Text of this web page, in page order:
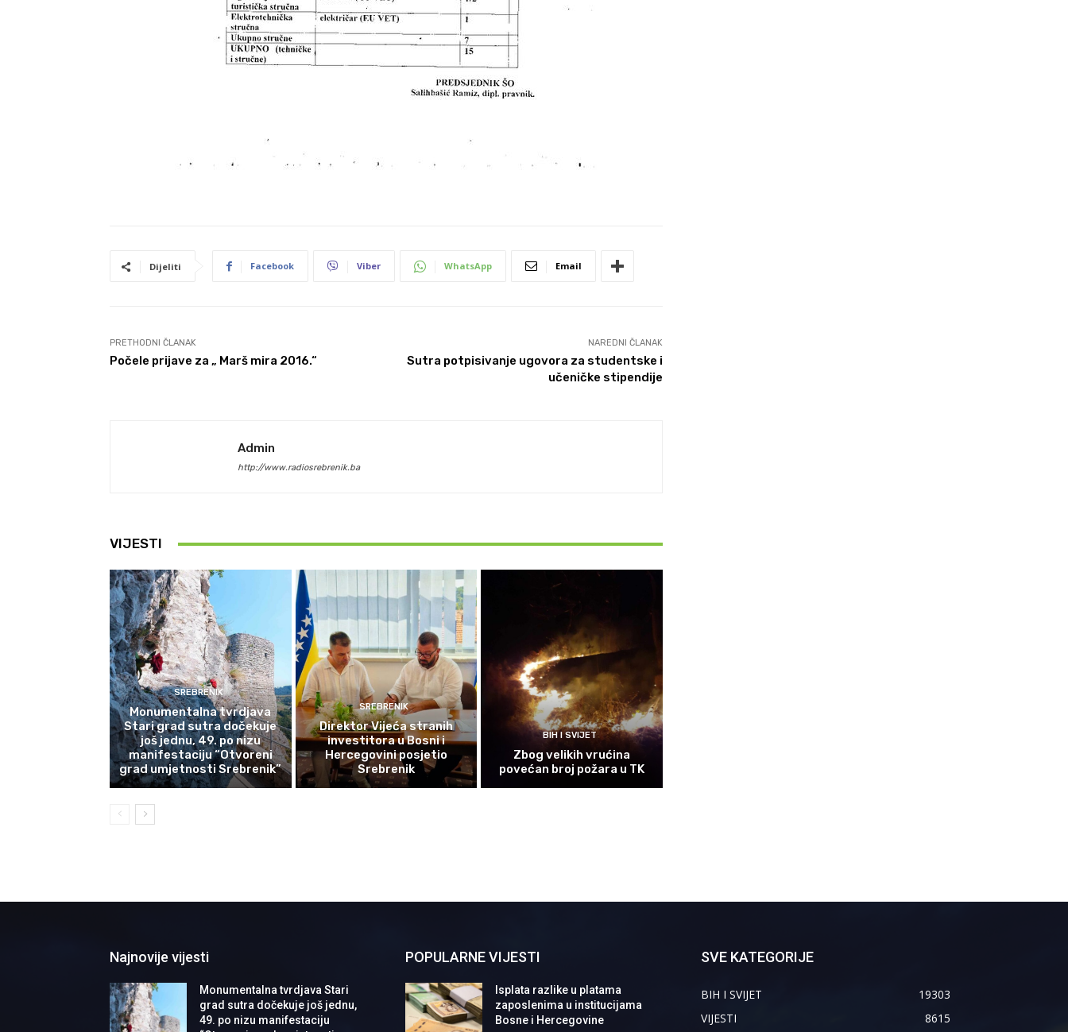
Dijeliti Facebook Viber WhatsApp Email
PRETHODNI ČLANAK
Počele prijave za „ Marš mira 2016.“
NAREDNI ČLANAK
Sutra potpisivanje ugovora za studentske i
učeničke stipendije
Admin
http://www.radiosrebrenik.ba
VIJESTI
SREBRENIK
Monumentalna tvrdjava
Stari grad sutra dočekuje
još jednu, 49. po nizu
manifestaciju “Otvoreni
grad umjetnosti Srebrenik”
SREBRENIK
Direktor Vijeća stranih
investitora u Bosni i
Hercegovini posjetio
Srebrenik
BIH I SVIJET
Zbog velikih vrućina
povećan broj požara u TK
Najnovije vijesti
Monumentalna tvrdjava Stari
grad sutra dočekuje još jednu,
49. po nizu manifestaciju
POPULARNE VIJESTI
Isplata razlike u platama
zaposlenima u institucijama
Bosne i Hercegovine
SVE KATEGORIJE
BIH I SVIJET
19303
VIJESTI
8615